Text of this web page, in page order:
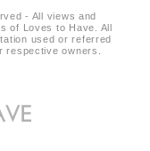
- All views and
of Loves to Have. All
used or referred
owners.